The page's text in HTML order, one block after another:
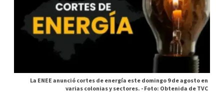
La ENEE anunció cortes de energía este domingo 9 de agosto en
varias colonias y sectores. -Foto: Obtenida de TVC